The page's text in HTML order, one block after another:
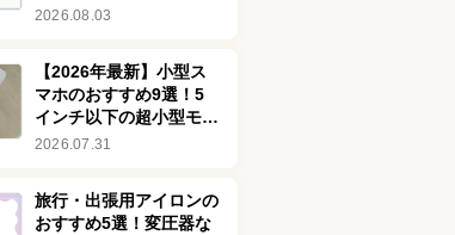
スパ商品を厳選
2026.08.03
【2026年最新】小型ス
マホのおすすめ9選！5
インチ以下の超小型モデ
ルを厳選してご紹介
2026.07.31
旅行・出張用アイロンの
おすすめ5選！変圧器な